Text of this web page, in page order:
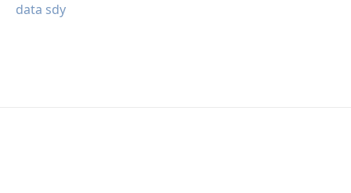
data sdy